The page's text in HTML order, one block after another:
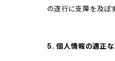
の遂行に支障を及ぼ
5. 個人情報の適正